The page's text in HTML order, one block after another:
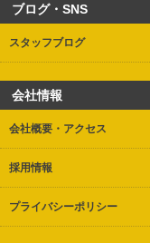
ブログ・SNS
スタッフブログ
会社情報
会社概要・アクセス
採用情報
プライバシーポリシー